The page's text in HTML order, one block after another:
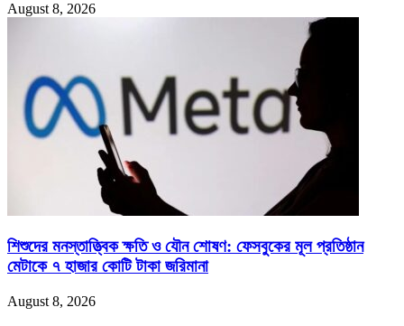
August 8, 2026
শিশুদের মনস্তাত্ত্বিক ক্ষতি ও যৌন শোষণ: ফেসবুকের মূল প্রতিষ্ঠান
মেটাকে ৭ হাজার কোটি টাকা জরিমানা
August 8, 2026